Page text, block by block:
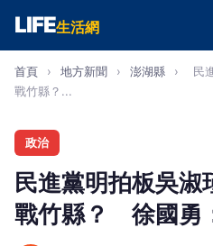
LIFE生活網
首頁 › 地方新聞 › 澎湖縣 ›
民
戰竹縣？...
政治
民進黨明拍板吳
戰竹縣？ 徐國勇